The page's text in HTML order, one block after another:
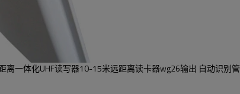
离一体化UHF读写器10-15米远距离读卡器wg26输出 自动识别管